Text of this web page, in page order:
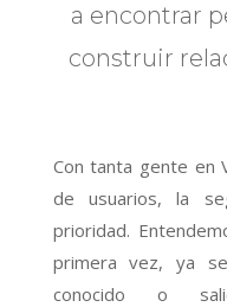
a encontrar
construir
Con tanta gente en
de usuarios, la
prioridad.
primera vez, ya
conocido o